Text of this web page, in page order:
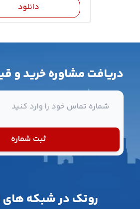
دانلود
دریافت مشاوره خرید و
ثبت شماره
روتک در شبکه های